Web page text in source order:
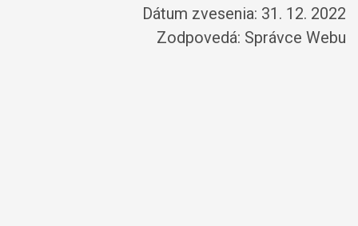
Dátum zvesenia: 31. 12. 2022
Zodpovedá: Správce Webu